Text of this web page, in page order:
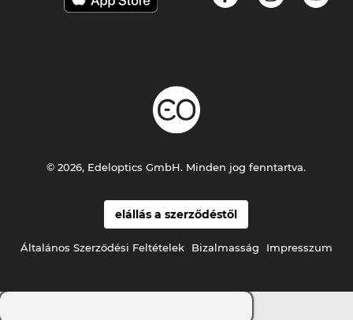
elállás a szerződéstől
Általános Szerződési Feltételek Bizalmasság Impresszum
© 2026, Edeloptics GmbH. Minden jog fenntartva.